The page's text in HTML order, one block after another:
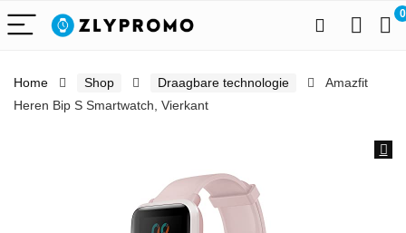
0
Home Shop Draagbare technologie
Amazfit
Heren Bip S Smartwatch, Vierkant